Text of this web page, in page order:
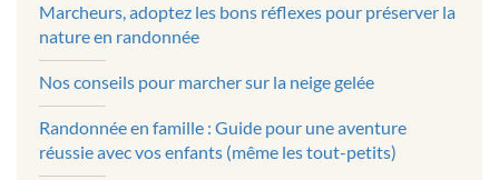
Marcheurs, adoptez les bons réflexes pour préserver la
nature en randonnée
Nos conseils pour marcher sur la neige gelée
Randonnée en famille : Guide pour une aventure
réussie avec vos enfants (même les tout-petits)